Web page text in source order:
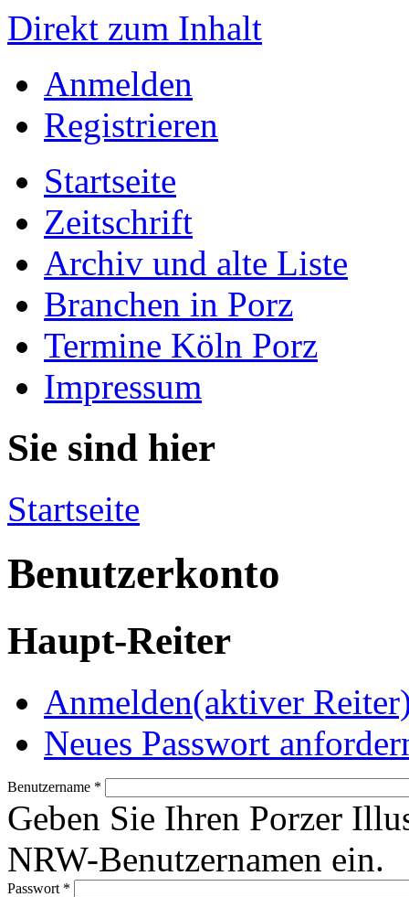
Direkt zum Inhalt
Anmelden
Registrieren
Startseite
Zeitschrift
Archiv und alte Liste
Branchen in Porz
Termine Köln Porz
Impressum
Sie sind hier
Startseite
Benutzerkonto
Haupt-Reiter
Anmelden(aktiver
Neues Passwort
Benutzername *
Geben Sie Ihren Porzer
NRW-Benutzernamen ein.
Passwort *